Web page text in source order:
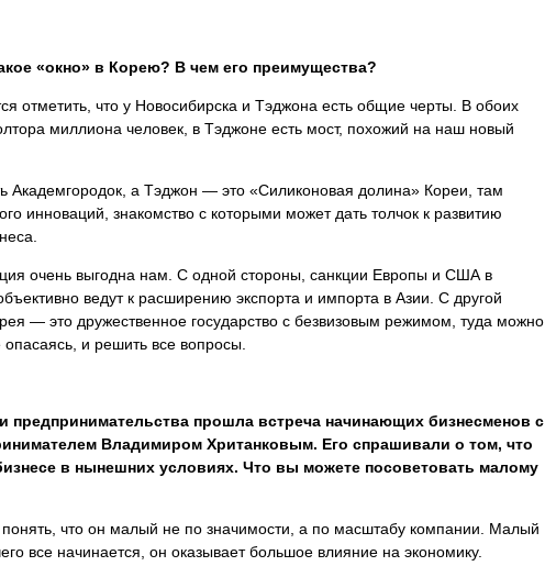
«окно» в Корею? В чем его преимущества?
отметить, что у Новосибирска и Тэджона есть общие черты. В обоих
миллиона человек, в Тэджоне есть мост, похожий на наш новый
Академгородок, а Тэджон — это «Силиконовая долина» Кореи, там
инноваций, знакомство с которыми может дать толчок к развитию
очень выгодна нам. С одной стороны, санкции Европы и США в
ведут к расширению экспорта и импорта в Азии. С другой
— это дружественное государство с безвизовым режимом, туда можно
опасаясь, и решить все вопросы.
предпринимательства прошла встреча начинающих бизнесменов с
Владимиром Хританковым. Его спрашивали о том, что
в нынешних условиях. Что вы можете посоветовать малому
что он малый не по значимости, а по масштабу компании. Малый
все начинается, он оказывает большое влияние на экономику.